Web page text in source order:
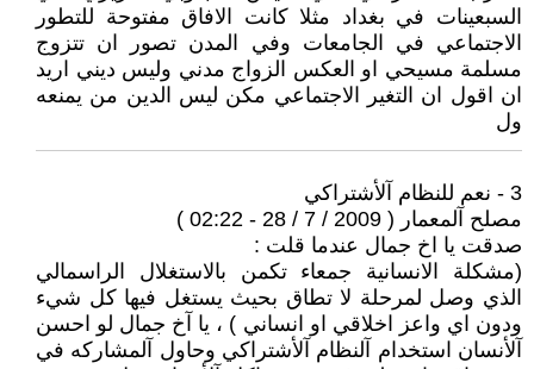
السبعينات في بغداد مثلا كانت الافاق مفتوحة للتطور
الاجتماعي في الجامعات وفي المدن تصور ان تتزوج
مسلمة مسيحي او العكس الزواج مدني وليس ديني اريد
ان اقول ان التغير الاجتماعي مكن ليس الدين من يمنعه
ول
3 - نعم للنظام آلأشتراكي
مصلح آلمعمار ( 2009 / 7 / 28 - 02:22 )
صدقت يا اخ جمال عندما قلت :
(مشكلة الانسانية جمعاء تكمن بالاستغلال الراسمالي
الذي وصل لمرحلة لا تطاق بحيث يستغل فيها كل شيء
ودون اي واعز اخلاقي او انساني ) ، يا آخ جمال لو احسن
آلأنسان استخدام آلنظام آلأشتراكي وحاول آلمشاركه في